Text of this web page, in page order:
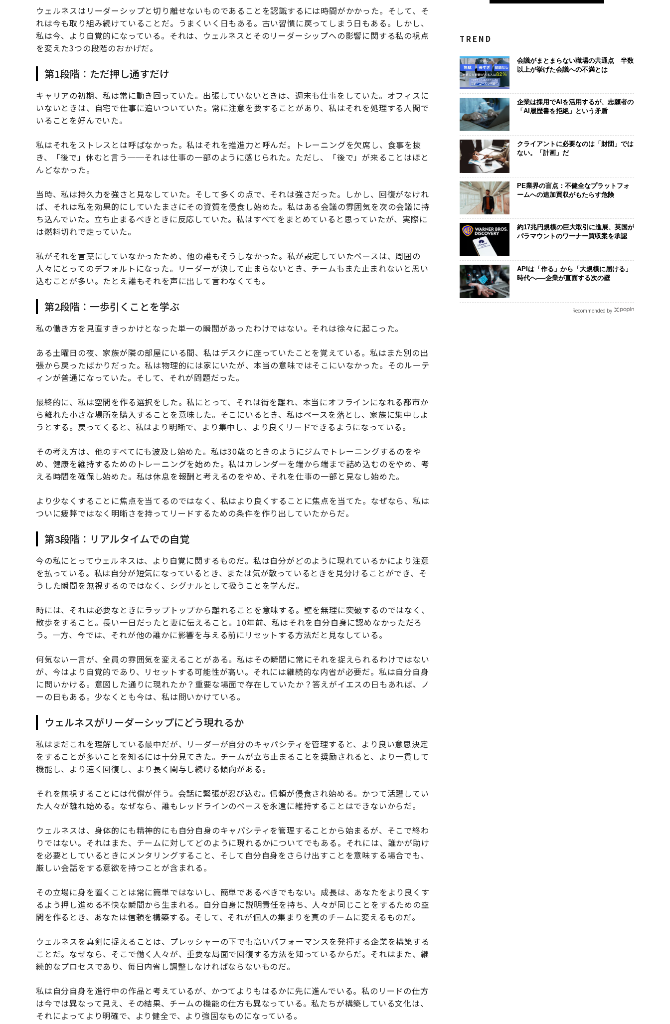
ウェルネスはリーダーシップと切り離せないものであることを認識するには時間がかかった。そして、そ
れは今も取り組み続けていることだ。うまくいく日もある。古い習慣に戻ってしまう日もある。しかし、
私は今、より自覚的になっている。それは、ウェルネスとそのリーダーシップへの影響に関する私の視点
を変えた3つの段階のおかげだ。
第1段階：ただ押し通すだけ
キャリアの初期、私は常に動き回っていた。出張していないときは、週末も仕事をしていた。オフィスに
いないときは、自宅で仕事に追いついていた。常に注意を要することがあり、私はそれを処理する人間で
いることを好んでいた。
私はそれをストレスとは呼ばなかった。私はそれを推進力と呼んだ。トレーニングを欠席し、食事を抜
き、「後で」休むと言う──それは仕事の一部のように感じられた。ただし、「後で」が来ることはほと
んどなかった。
当時、私は持久力を強さと見なしていた。そして多くの点で、それは強さだった。しかし、回復がなけれ
ば、それは私を効果的にしていたまさにその資質を侵食し始めた。私はある会議の雰囲気を次の会議に持
ち込んでいた。立ち止まるべきときに反応していた。私はすべてをまとめていると思っていたが、実際に
は燃料切れで走っていた。
私がそれを言葉にしていなかったため、他の誰もそうしなかった。私が設定していたペースは、周囲の
人々にとってのデフォルトになった。リーダーが決して止まらないとき、チームもまた止まれないと思い
込むことが多い。たとえ誰もそれを声に出して言わなくても。
第2段階：一歩引くことを学ぶ
私の働き方を見直すきっかけとなった単一の瞬間があったわけではない。それは徐々に起こった。
ある土曜日の夜、家族が隣の部屋にいる間、私はデスクに座っていたことを覚えている。私はまた別の出
張から戻ったばかりだった。私は物理的には家にいたが、本当の意味ではそこにいなかった。そのルーテ
ィンが普通になっていた。そして、それが問題だった。
最終的に、私は空間を作る選択をした。私にとって、それは街を離れ、本当にオフラインになれる都市か
ら離れた小さな場所を購入することを意味した。そこにいるとき、私はペースを落とし、家族に集中しよ
うとする。戻ってくると、私はより明晰で、より集中し、より良くリードできるようになっている。
その考え方は、他のすべてにも波及し始めた。私は30歳のときのようにジムでトレーニングするのをや
め、健康を維持するためのトレーニングを始めた。私はカレンダーを端から端まで詰め込むのをやめ、考
える時間を確保し始めた。私は休息を報酬と考えるのをやめ、それを仕事の一部と見なし始めた。
より少なくすることに焦点を当てるのではなく、私はより良くすることに焦点を当てた。なぜなら、私は
ついに疲弊ではなく明晰さを持ってリードするための条件を作り出していたからだ。
第3段階：リアルタイムでの自覚
今の私にとってウェルネスは、より自覚に関するものだ。私は自分がどのように現れているかにより注意
を払っている。私は自分が短気になっているとき、または気が散っているときを見分けることができ、そ
うした瞬間を無視するのではなく、シグナルとして扱うことを学んだ。
時には、それは必要なときにラップトップから離れることを意味する。壁を無理に突破するのではなく、
散歩をすること。長い一日だったと妻に伝えること。10年前、私はそれを自分自身に認めなかっただろ
う。一方、今では、それが他の誰かに影響を与える前にリセットする方法だと見なしている。
何気ない一言が、全員の雰囲気を変えることがある。私はその瞬間に常にそれを捉えられるわけではない
が、今はより自覚的であり、リセットする可能性が高い。それには継続的な内省が必要だ。私は自分自身
に問いかける。意図した通りに現れたか？重要な場面で存在していたか？答えがイエスの日もあれば、ノ
ーの日もある。少なくとも今は、私は問いかけている。
ウェルネスがリーダーシップにどう現れるか
私はまだこれを理解している最中だが、リーダーが自分のキャパシティを管理すると、より良い意思決定
をすることが多いことを知るには十分見てきた。チームが立ち止まることを奨励されると、より一貫して
機能し、より速く回復し、より長く関与し続ける傾向がある。
それを無視することには代償が伴う。会話に緊張が忍び込む。信頼が侵食され始める。かつて活躍してい
た人々が離れ始める。なぜなら、誰もレッドラインのペースを永遠に維持することはできないからだ。
ウェルネスは、身体的にも精神的にも自分自身のキャパシティを管理することから始まるが、そこで終わ
りではない。それはまた、チームに対してどのように現れるかについてでもある。それには、誰かが助け
を必要としているときにメンタリングすること、そして自分自身をさらけ出すことを意味する場合でも、
厳しい会話をする意欲を持つことが含まれる。
その立場に身を置くことは常に簡単ではないし、簡単であるべきでもない。成長は、あなたをより良くす
るよう押し進める不快な瞬間から生まれる。自分自身に説明責任を持ち、人々が同じことをするための空
間を作るとき、あなたは信頼を構築する。そして、それが個人の集まりを真のチームに変えるものだ。
ウェルネスを真剣に捉えることは、プレッシャーの下でも高いパフォーマンスを発揮する企業を構築する
ことだ。なぜなら、そこで働く人々が、重要な局面で回復する方法を知っているからだ。それはまた、継
続的なプロセスであり、毎日内省し調整しなければならないものだ。
私は自分自身を進行中の作品と考えているが、かつてよりもはるかに先に進んでいる。私のリードの仕方
は今では異なって見え、その結果、チームの機能の仕方も異なっている。私たちが構築している文化は、
それによってより明確で、より健全で、より強固なものになっている。
TREND
会議がまとまらない職場の共通点 半数
以上が挙げた会議への不満とは
企業は採用でAIを活用するが、志願者の
「AI履歴書を拒絶」という矛盾
クライアントに必要なのは「財団」では
ない。「計画」だ
PE業界の盲点：不健全なプラットフォ
ームへの追加買収がもたらす危険
約17兆円規模の巨大取引に進展、英国が
パラマウントのワーナー買収案を承認
APIは「作る」から「大規模に届ける」
時代へ──企業が直面する次の壁
Recommended by